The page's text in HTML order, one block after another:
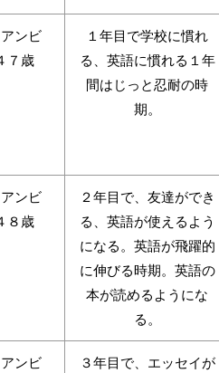
ンビ
歳
１年目で学校に慣れ
る、英語に慣れる１年
間はじっと忍耐の時
期。
ンビ
歳
２年目で、友達ができ
る、英語が使えるよう
になる。英語が飛躍的
に伸びる時期。英語の
本が読めるようにな
る。
ンビ
３年目で、エッセイが